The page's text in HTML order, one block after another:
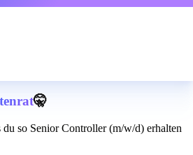
🤫
so Senior Controller (m/w/d) erhalten